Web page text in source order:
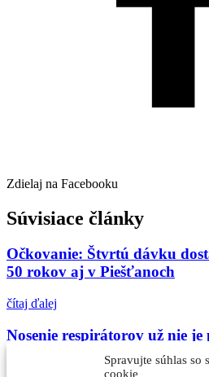
Spravujte súhlas so
cookie
Zdielaj na Facebooku
Súvisiace články
Očkovanie: Štvrtú dávku
50 rokov aj v Piešťanoch
čítaj ďalej
Nosenie respirátorov už nie